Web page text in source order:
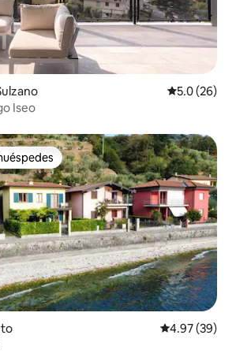
Calificación
5.0 (26)
Iseo
preferido
Calificación
4.97 (39)